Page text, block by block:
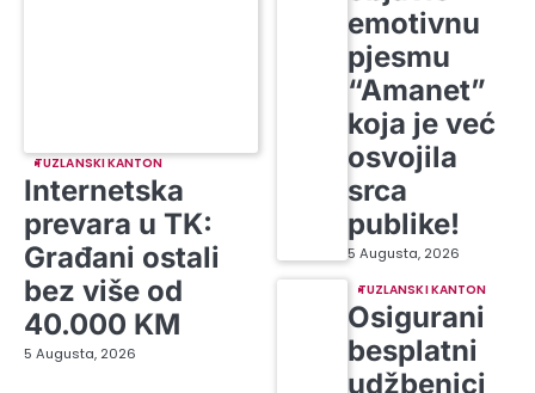
prevara u TK:
Građani ostali
bez više od
40.000 KM
5 Augusta, 2026
emotivnu
pjesmu
“Amanet”
koja je već
osvojila
srca
publike!
5 Augusta, 2026
TUZLANSKI KANTON
Osigurani
besplatni
udžbenici